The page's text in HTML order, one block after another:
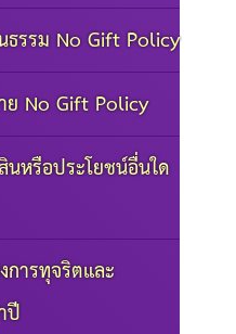
ธรรม No Gift Policy
ย No Gift Policy
หรือประโยชน์อื่นใด
การทุจริตและ
ปี